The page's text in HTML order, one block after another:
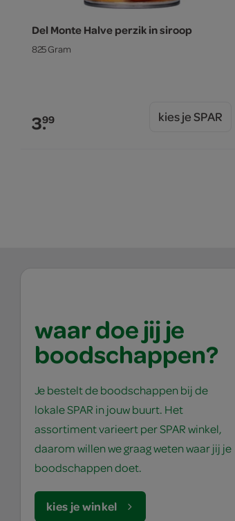
Del Monte Halve perzik in siroop
825 Gram
3.99 kies je SPAR
waar doe jij je
boodschappen?
Je bestelt de boodschappen bij de
lokale SPAR in jouw buurt. Het
assortiment varieert per SPAR winkel,
daarom willen we graag weten waar jij je
boodschappen doet.
kies je winkel